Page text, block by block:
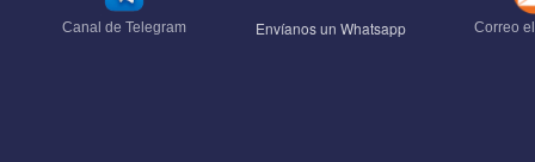
Canal de Telegram Envíanos un Whatsapp Correo